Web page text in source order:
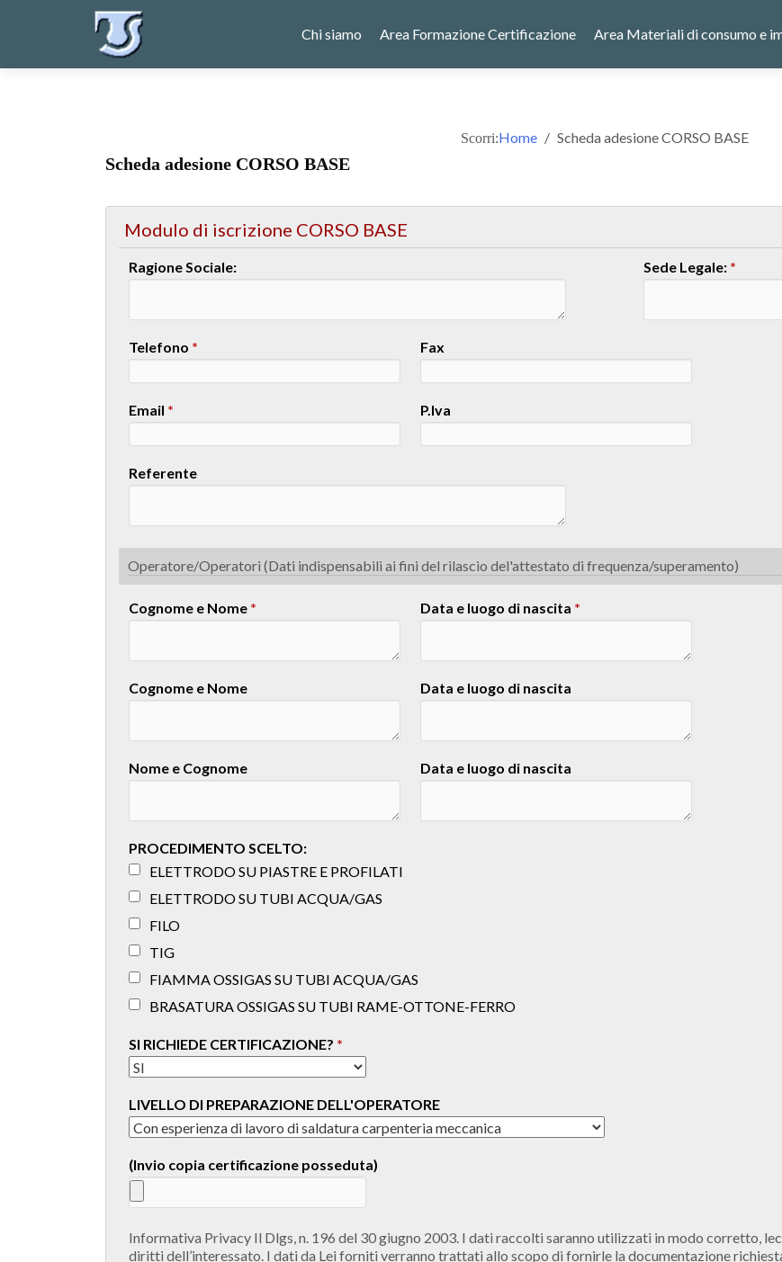
Chi siamo Area Formazione Certificazione Area Materiali di consumo e
Scorri:Home Scheda adesione CORSO BASE
Scheda adesione CORSO BASE
Modulo di iscrizione CORSO BASE
Ragione Sociale: Sede Legale: *
Telefono * Fax
Email * P.Iva
Referente
Operatore/Operatori (Dati indispensabili ai fini del rilascio del'attestato di frequenza/superamento)
Cognome e Nome * Data e luogo di nascita *
Cognome e Nome Data e luogo di nascita
Nome e Cognome Data e luogo di nascita
PROCEDIMENTO SCELTO:
ELETTRODO SU PIASTRE E PROFILATI
ELETTRODO SU TUBI ACQUA/GAS
FILO
TIG
FIAMMA OSSIGAS SU TUBI ACQUA/GAS
BRASATURA OSSIGAS SU TUBI RAME-OTTONE-FERRO
SI RICHIEDE CERTIFICAZIONE? *
LIVELLO DI PREPARAZIONE DELL'OPERATORE
(Invio copia certificazione posseduta)
Informativa Privacy Il Dlgs, n. 196 del 30 giugno 2003. I dati raccolti saranno utilizzati in modo corretto,
diritti dell’interessato. I dati da Lei forniti verranno trattati allo scopo di fornirle la documentazione